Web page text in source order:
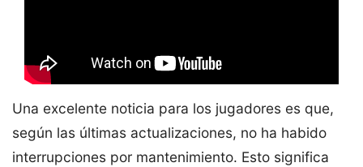
Una excelente noticia para los jugadores es que,
según las últimas actualizaciones, no ha habido
interrupciones por mantenimiento. Esto significa